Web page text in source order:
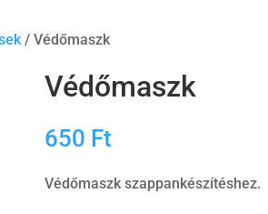
/ Védőmaszk
Védőmaszk
650 Ft
Védőmaszk szappankészítéshez.